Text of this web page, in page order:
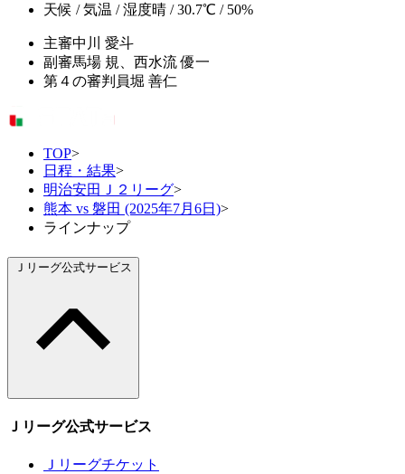
天候 / 気温 / 湿度晴 / 30.7℃ / 50%
主審中川 愛斗
副審馬場 規、西水流 優一
第４の審判員堀 善仁
TOP>
日程・結果>
明治安田Ｊ２リーグ>
熊本 vs 磐田 (2025年7月6日)>
ラインナップ
Ｊリーグ公式サービス
Ｊリーグ公式サービス
Ｊリーグチケット